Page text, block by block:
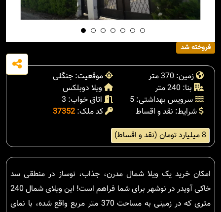
فروخته شد
زمین: 370 متر
موقعیت: جنگلی
بنا: 240 متر
ویلا دوبلکس
سرویس بهداشتی: 5
اتاق خواب: 3
شرایط: نقد و اقساط
کد ملک: 37352
8 میلیارد تومان (نقد و اقساط)
امکان خرید یک ویلا شمال مدرن، جذاب، نوساز در منطقی سد
خاکی آویدر در نوشهر برای شما فراهم است! این ویلای شمال 240
متری که در زمینی به مساحت 370 متر مربع واقع شده، با نمای